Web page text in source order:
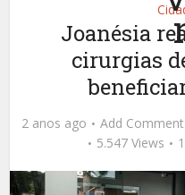
Joanésia
cirurgias
2 anos ago Add Comment
5.547 Views